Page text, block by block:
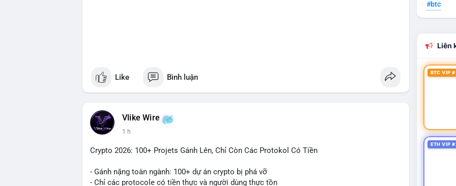
Like Bình luận
Vlike Wire
1 h
Crypto 2026: 100+ Projets Gánh Lên, Chỉ Còn Các Protokol Có Tiền
- Gánh nặng toàn ngành: 100+ dự án crypto bị phá vỡ
- Chỉ các protocole có tiền thực và người dùng thực tồn
#btc
Liên
BTC VIP
ETH VIP